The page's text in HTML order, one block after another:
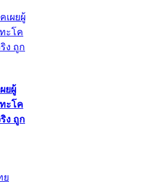
ยผู้
ะโค
ง ถูก